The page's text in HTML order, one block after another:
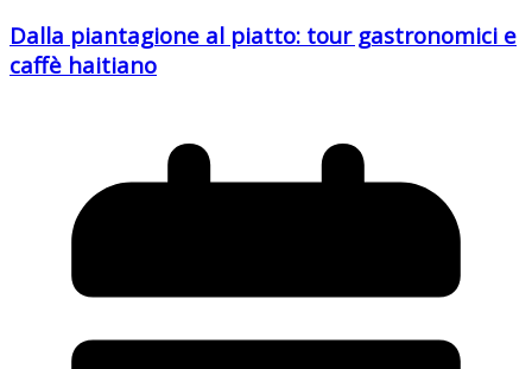
Dalla piantagione al piatto: tour gastronomici e
caffè haitiano